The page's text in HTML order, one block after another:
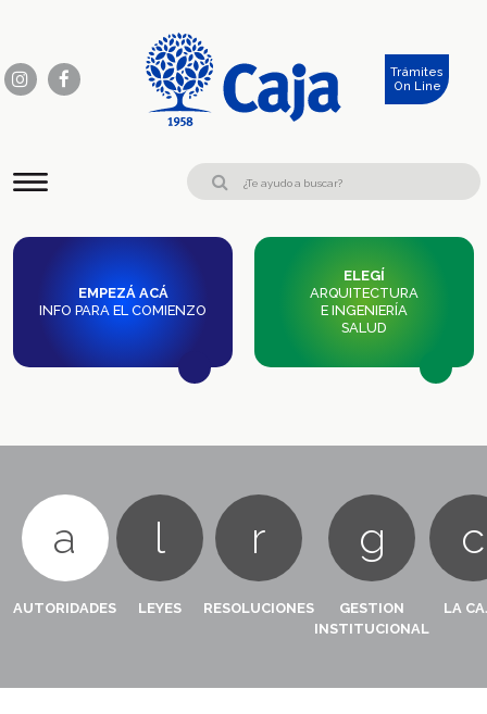
Trámites
On Line
EMPEZÁ ACÁ
INFO PARA EL COMIENZO
ELEGÍ
ARQUITECTURA
E INGENIERÍA
SALUD
a
AUTORIDADES
l
LEYES
r
RESOLUCIONES
g
GESTION
INSTITUCIONAL
c
LA